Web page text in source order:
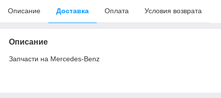
Описание Доставка Оплата Условия возврата
Описание
Запчасти на Mercedes-Benz